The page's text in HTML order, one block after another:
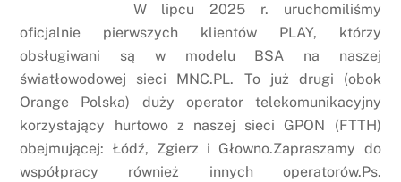
W lipcu 2025 r. uruchomiliśmy
oficjalnie pierwszych klientów PLAY, którzy
obsługiwani są w modelu BSA na naszej
światłowodowej sieci MNC.PL. To już drugi (obok
Orange Polska) duży operator telekomunikacyjny
korzystający hurtowo z naszej sieci GPON (FTTH)
obejmującej: Łódź, Zgierz i Głowno.Zapraszamy do
współpracy również innych operatorów.Ps.